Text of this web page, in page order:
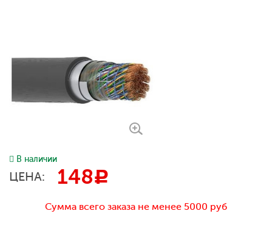
В наличии
ЦЕНА: 148c
Сумма всего заказа не менее 5000 руб